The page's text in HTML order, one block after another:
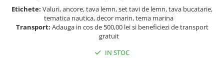
Etichete: Valuri, ancore, tava lemn, set tavi de lemn, tava bucatarie,
tematica nautica, decor marin, tema marina
Transport: Adauga in cos de 500,00 lei si beneficiezi de transport
gratuit
IN STOC